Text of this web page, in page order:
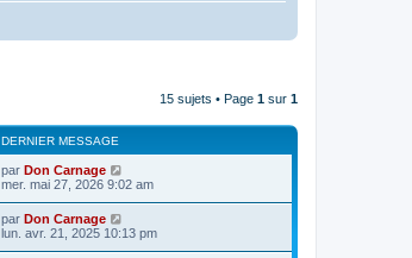
15 sujets • Page 1 sur 1
DERNIER MESSAGE
par Don Carnage
mer. mai 27, 2026 9:02 am
par Don Carnage
lun. avr. 21, 2025 10:13 pm